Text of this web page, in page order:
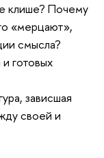
клише? Почему
«мерцают»,
смысла?
готовых
зависшая
своей и